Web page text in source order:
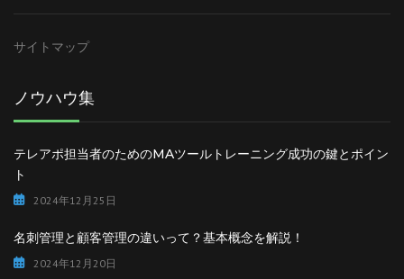
サイトマップ
ノウハウ集
テレアポ担当者のためのMAツールトレーニング成功の鍵とポイン
ト
2024年12月25日
名刺管理と顧客管理の違いって？基本概念を解説！
2024年12月20日